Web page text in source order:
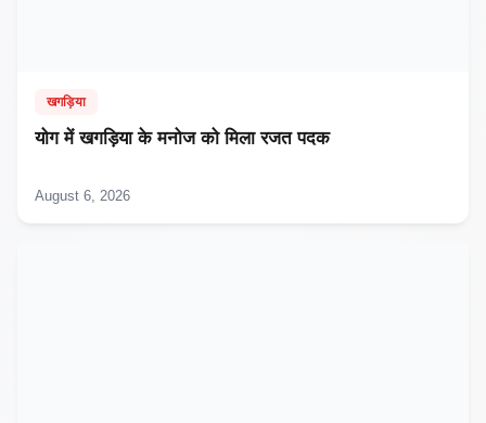
खगड़िया
​योग में खगड़िया के मनोज को मिला रजत पदक
August 6, 2026